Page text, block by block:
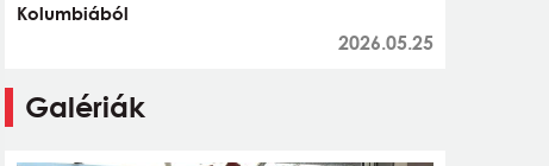
Kolumbiából
2026.05.25
Galériák